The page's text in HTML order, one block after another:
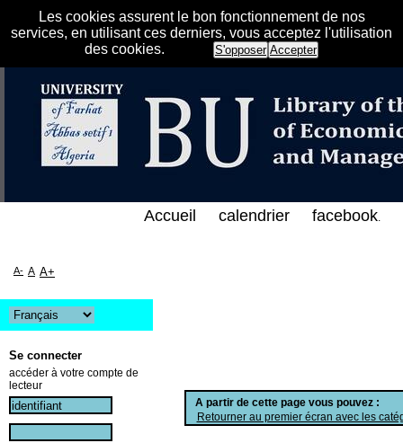
Les cookies assurent le bon fonctionnement de nos
services, en utilisant ces derniers, vous acceptez l'utilisation
des cookies.
S'opposer Accepter
الإلكتروني على الخط المباشر لمكتبة كلية
A partir de cette page vous pouvez :
Retourner au premier écran avec les
Accueil calendrier facebook.
A- A A+
Se connecter
accéder à votre compte de
lecteur